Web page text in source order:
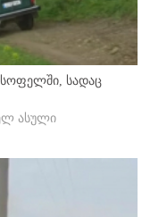
სადაც
ასული